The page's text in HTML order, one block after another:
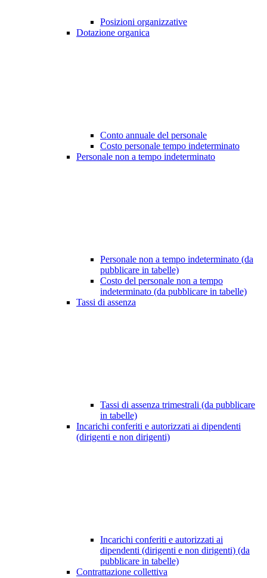
Posizioni organizzative
Dotazione organica
Conto annuale del personale
Costo personale tempo indeterminato
Personale non a tempo indeterminato
Personale non a tempo indeterminato (da
pubblicare in tabelle)
Costo del personale non a tempo
indeterminato (da pubblicare in tabelle)
Tassi di assenza
Tassi di assenza trimestrali (da pubblicare
in tabelle)
Incarichi conferiti e autorizzati ai dipendenti
(dirigenti e non dirigenti)
Incarichi conferiti e autorizzati ai
dipendenti (dirigenti e non dirigenti) (da
pubblicare in tabelle)
Contrattazione collettiva